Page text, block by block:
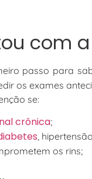
com
passo para
os exames
se:
crônica;
,
os rins;